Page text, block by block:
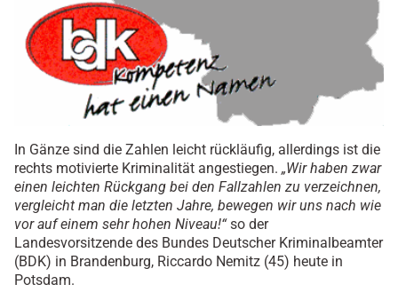
In Gänze sind die Zahlen leicht rückläufig, allerdings ist die
rechts motivierte Kriminalität angestiegen. „Wir haben zwar
einen leichten Rückgang bei den Fallzahlen zu verzeichnen,
vergleicht man die letzten Jahre, bewegen wir uns nach wie
vor auf einem sehr hohen Niveau!“so der
Landesvorsitzende des Bundes Deutscher Kriminalbeamter
(BDK) in Brandenburg, Riccardo Nemitz (45) heute in
Potsdam.